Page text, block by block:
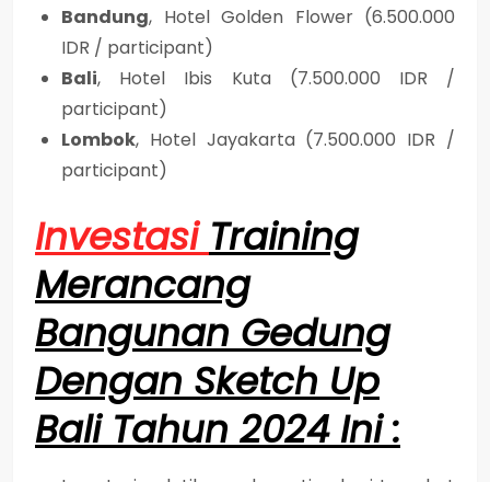
Bandung, Hotel Golden Flower (6.500.000
IDR / participant)
Bali, Hotel Ibis Kuta (7.500.000 IDR /
participant)
Lombok, Hotel Jayakarta (7.500.000 IDR /
participant)
Investasi Training
Merancang
Bangunan Gedung
Dengan Sketch Up
Bali Tahun 2024 Ini :